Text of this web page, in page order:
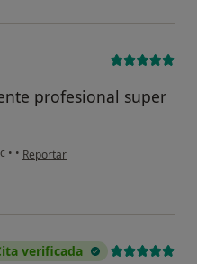
profesional super
• • en opinión del usuario AV
Reportar
verificada